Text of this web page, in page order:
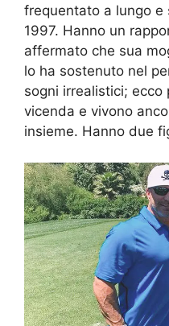
frequentato a lungo e
1997. Hanno un
affermato che sua
lo ha sostenuto nel
sogni irrealistici; ecco
vicenda e vivono
insieme. Hanno due